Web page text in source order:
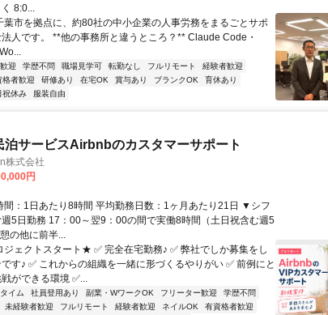
8:0...
葉市を拠点に、約80社の中小企業の人事労務をまるごとサポ
人です。 **他の事務所と違うところ？** Claude Code・
迎 学歴不問 職場見学可 転勤なし フルリモート
経験者歓迎
格者歓迎 研修あり 在宅OK 賞与あり ブランクOK
育休あり
祝休み 服装自由
サービスAirbnbのカスタマーサポート
株式会社
円
間：1日あたり8時間 平均勤務日数：1ヶ月あたり21日 ▼シフ
週5日勤務 17：00～翌9：00の間で実働8時間（土日祝含む週5
の他に前半...
ェクトスタート★ ✅ 完全在宅勤務♪ ✅ 弊社でしか募集をし
す♪ ✅ これからの組織を一緒に形づくるやりがい ✅ 前例にと
ができる環境 ✅...
イム 社員登用あり 副業・WワークOK フリーター歓迎
学歴不問
未経験者歓迎 フルリモート 経験者歓迎 ネイルOK
有資格者歓迎